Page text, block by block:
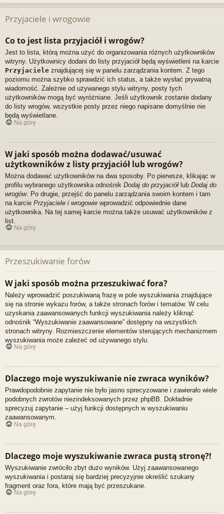
Przyjaciele i wrogowie
Co to jest lista przyjaciół i wrogów?
Jest to lista, którą można użyć do organizowania różnych użytkowników
witryny. Użytkownicy dodani do listy przyjaciół będą wyświetleni na karcie
Przyjaciele znajdującej się w panelu zarządzania kontem. Z tego
poziomu można szybko sprawdzić ich status, a także wysłać prywatną
wiadomość. Zależnie od używanego stylu witryny, posty tych
użytkowników mogą być wyróżniane. Jeśli użytkownik zostanie dodany
do listy wrogów, wszystkie posty przez niego napisane domyślnie nie
będą wyświetlane.
Na górę
W jaki sposób można dodawać/usuwać
użytkowników z listy przyjaciół lub wrogów?
Można dodawać użytkowników na dwa sposoby. Po pierwsze, klikając w
profilu wybranego użytkownika odnośnik Dodaj do przyjaciół lub Dodaj do
wrogów. Po drugie, przejść do panelu zarządzania swoim kontem i tam
na karcie Przyjaciele i wrogowie wprowadzić odpowiednie dane
użytkownika. Na tej samej karcie można także usuwać użytkowników z
list.
Na górę
Przeszukiwanie forów
W jaki sposób można przeszukiwać fora?
Należy wprowadzić poszukiwaną frazę w pole wyszukiwania znajdujące
się na stronie wykazu forów, a także stronach forów i tematów. W celu
uzyskania zaawansowanych funkcji wyszukiwania należy kliknąć
odnośnik “Wyszukiwanie zaawansowane” dostępny na wszystkich
stronach witryny. Rozmieszczenie elementów sterujących mechanizmem
wyszukiwania może zależeć od używanego stylu.
Na górę
Dlaczego moje wyszukiwanie nie zwraca wyników?
Prawdopodobnie zapytanie nie było jasno sprecyzowane i zawierało wiele
podobnych zwrotów niezindeksowanych przez phpBB. Dokładnie
sprecyzuj zapytanie – użyj funkcji dostępnych w wyszukiwaniu
zaawansowanym.
Na górę
Dlaczego moje wyszukiwanie zwraca pustą stronę?!
Wyszukiwanie zwróciło zbyt dużo wyników. Użyj zaawansowanego
wyszukiwania i postaraj się bardziej precyzyjnie określić szukany
fragment oraz fora, które mają być przeszukane.
Na górę